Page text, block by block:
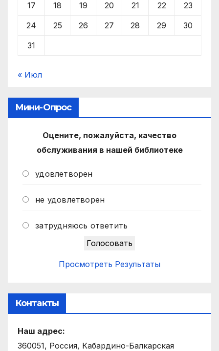
17 18 19 20 21 22 23
24 25 26 27 28 29 30
31
« Июл
Мини-Опрос
Оцените, пожалуйста, качество
обслуживания в нашей библиотеке
удовлетворен
не удовлетворен
затрудняюсь ответить
Просмотреть Результаты
Контакты
Наш адрес:
360051, Россия, Кабардино-Балкарская